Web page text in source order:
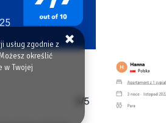
usług zgodnie z
określić
w Twojej